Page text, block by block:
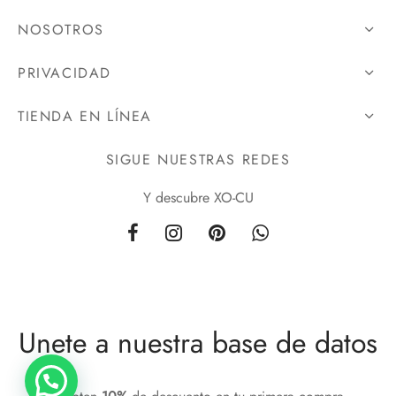
NOSOTROS
PRIVACIDAD
TIENDA EN LÍNEA
SIGUE NUESTRAS REDES
Y descubre XO-CU
Unete a nuestra base de datos